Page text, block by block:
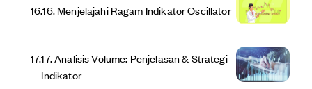
16.16. Menjelajahi Ragam Indikator Oscillator
17.17. Analisis Volume: Penjelasan & Strategi
Indikator